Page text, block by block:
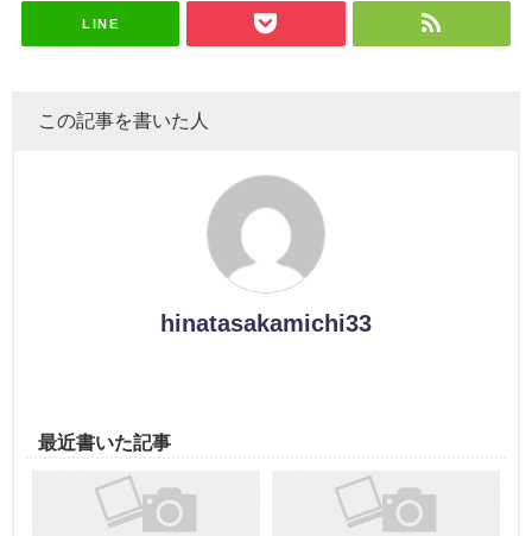
LINE
この記事を書いた人
hinatasakamichi33
最近書いた記事